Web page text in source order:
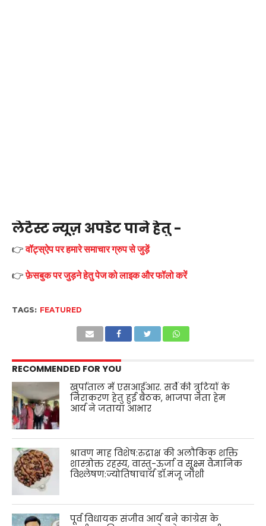
लेटैस्ट न्यूज़ अपडेट पाने हेतु -
👉वॉट्स्ऐप पर हमारे समाचार ग्रुप से जुड़ें
👉फ़ेसबुक पर जुड़ने हेतु पेज को लाइक और फॉलो करें
TAGS: FEATURED
RECOMMENDED FOR YOU
खुर्पाताल में एसआईआर. सर्वे की त्रुटियों के
निराकरण हेतु हुई बैठक, भाजपा नेता हेम
आर्य ने जताया आभार
श्रावण माह विशेष:रुद्राक्ष की अलौकिक शक्ति
शास्त्रोक्त रहस्य, वास्तु-ऊर्जा व सूक्ष्म वैज्ञानिक
विश्लेषण:ज्योतिषाचार्य डॉ.मंजू जोशी
पूर्व विधायक संजीव आर्य बने कांग्रेस के